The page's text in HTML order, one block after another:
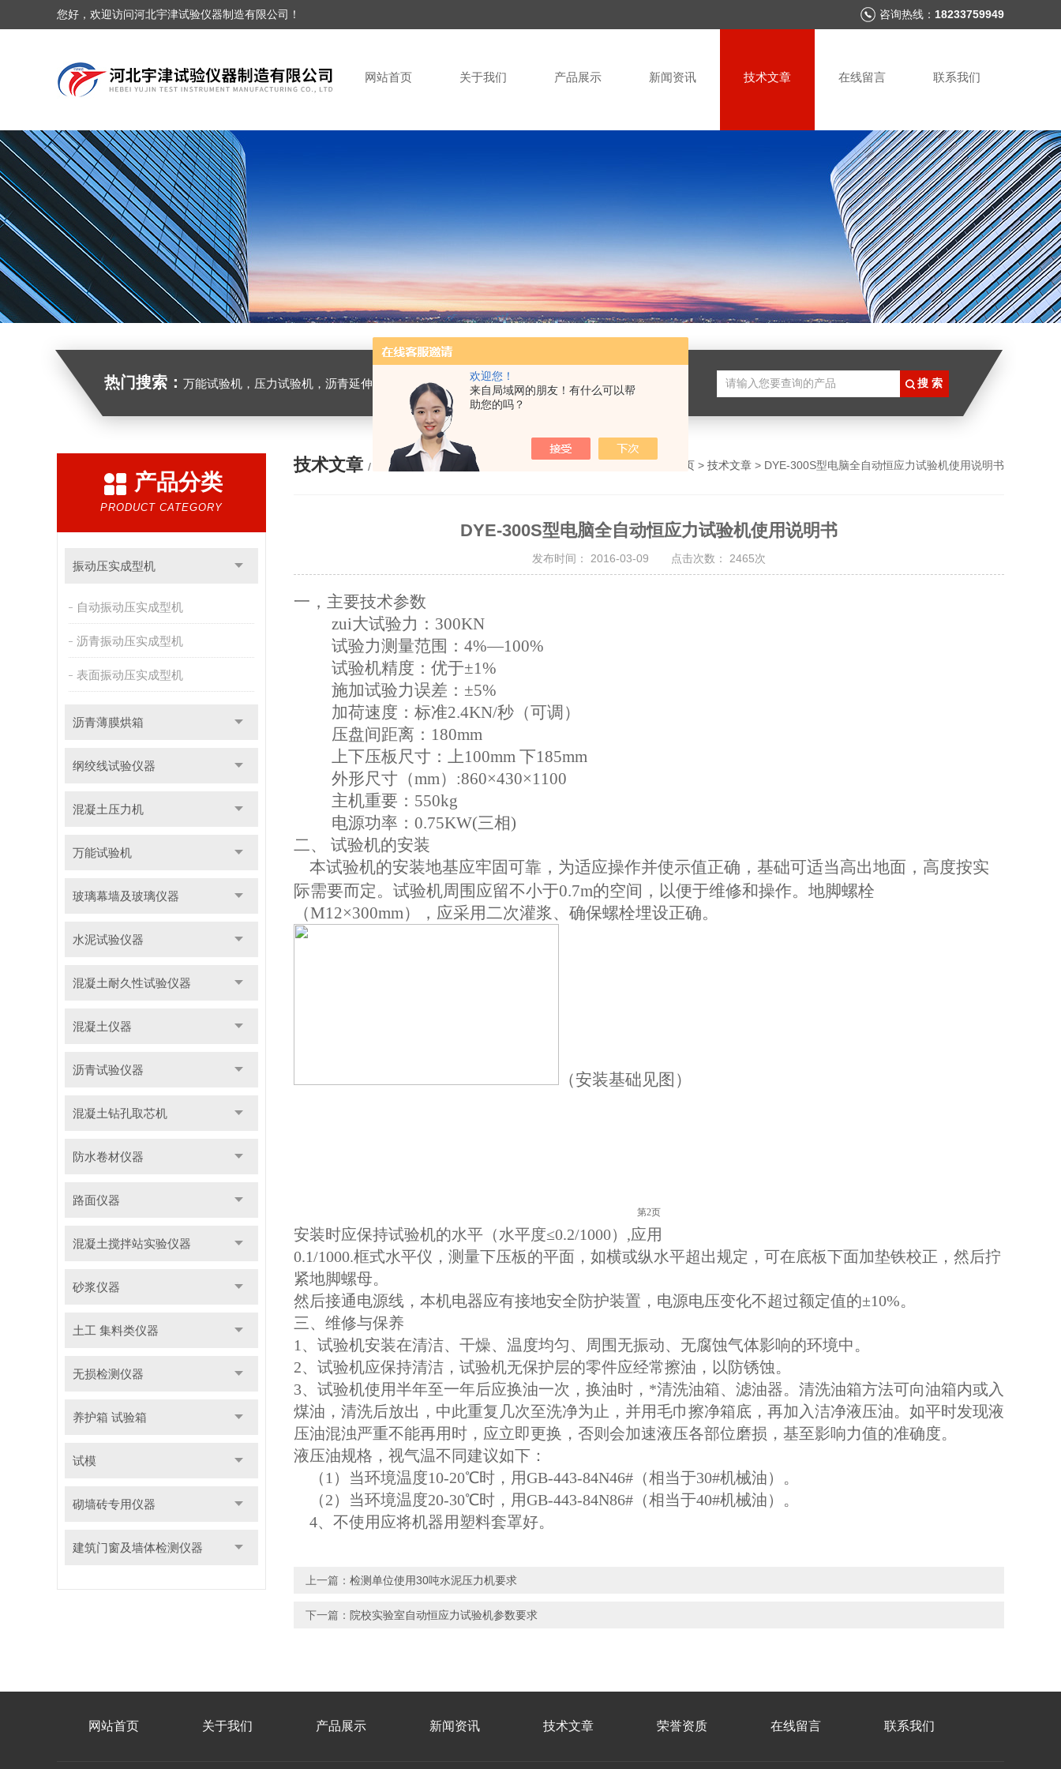
欢迎您！
来自局域网的朋友！有什么可以帮
助您的吗？
您好，欢迎访问河北宇津试验仪器制造有限公司！ 咨询热线： 18233759949
网站首页 关于我们 产品展示 新闻资讯 技术文章 在线留言 联系我们
热门搜索： 万能试验机，压力试验机，沥青延伸度测定仪，沥青混合料拌合机，全自动沥青混合料离心式抽提仪，马歇尔电动击实仪，车辙试验成型机，连续式路面八轮平整度仪，商品混凝土搅拌站试验仪器，试模
产品分类
PRODUCT CATEGORY
振动压实成型机
自动振动压实成型机
沥青振动压实成型机
表面振动压实成型机
沥青薄膜烘箱
纲绞线试验仪器
混凝土压力机
万能试验机
玻璃幕墙及玻璃仪器
水泥试验仪器
混凝土耐久性试验仪器
混凝土仪器
沥青试验仪器
混凝土钻孔取芯机
防水卷材仪器
路面仪器
混凝土搅拌站实验仪器
砂浆仪器
土工 集料类仪器
无损检测仪器
养护箱 试验箱
试模
砌墙砖专用仪器
建筑门窗及墙体检测仪器
技术文章 / ARTICLE 网站首页 > 技术文章 > DYE-300S型电脑全自动恒应力试验机使用说明书
DYE-300S型电脑全自动恒应力试验机使用说明书
发布时间： 2016-03-09 点击次数： 2465次
一，主要技术参数
zui大试验力：300KN
试验力测量范围：4%—100%
试验机精度：优于±1%
施加试验力误差：±5%
加荷速度：标准2.4KN/秒（可调）
压盘间距离：180mm
上下压板尺寸：上100mm 下185mm
外形尺寸（mm）:860×430×1100
主机重要：550kg
电源功率：0.75KW(三相)
二、 试验机的安装
本试验机的安装地基应牢固可靠，为适应操作并使示值正确，基础可适当高出地面，高度按实
际需要而定。试验机周围应留不小于0.7m的空间，以便于维修和操作。地脚螺栓
（M12×300mm），应采用二次灌浆、确保螺栓埋设正确。
（安装基础见图）
第2页
安装时应保持试验机的水平（水平度≤0.2/1000）,应用
0.1/1000.框式水平仪，测量下压板的平面，如横或纵水平超出规定，可在底板下面加垫铁校正，然后拧
紧地脚螺母。
然后接通电源线，本机电器应有接地安全防护装置，电源电压变化不超过额定值的±10%。
三、维修与保养
1 、试验机安装在清洁、干燥、温度均匀、周围无振动、无腐蚀气体影响的环境中。
2、试验机应保持清洁，试验机无保护层的零件应经常擦油，以防锈蚀。
3、试验机使用半年至一年后应换油一次，换油时，*清洗油箱、滤油器。清洗油箱方法可向油箱内或入
煤油，清洗后放出，中此重复几次至洗净为止，并用毛巾擦净箱底，再加入洁净液压油。如平时发现液
压油混浊严重不能再用时，应立即更换，否则会加速液压各部位磨损，基至影响力值的准确度。
液压油规格，视气温不同建议如下：
（1）当环境温度10-20℃时，用GB-443-84N46#（相当于30#机械油）。
（2）当环境温度20-30℃时，用GB-443-84N86#（相当于40#机械油）。
4、不使用应将机器用塑料套罩好。
上一篇： 检测单位使用30吨水泥压力机要求
下一篇： 院校实验室自动恒应力试验机参数要求
网站首页 关于我们 产品展示 新闻资讯 技术文章 荣誉资质 在线留言 联系我们